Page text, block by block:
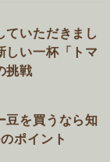
ていただきまし
しい一杯「トマ
挑戦
豆を買うなら知
ポイント